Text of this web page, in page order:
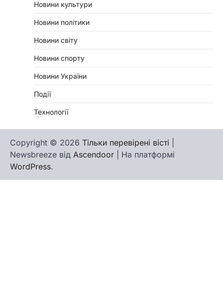
Новини культури
Новини політики
Новини світу
Новини спорту
Новини України
Події
Технології
Copyright © 2026 Тільки перевірені вісті
Newsbreeze від Ascendoor | На платформі
WordPress.